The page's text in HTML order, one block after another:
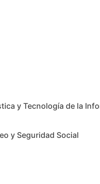
y Tecnología de la
y Seguridad Social